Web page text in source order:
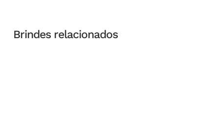
Brindes relacionados